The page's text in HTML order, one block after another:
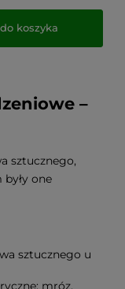
do koszyka
–
sztucznego,
one
sztucznego u
mróz,